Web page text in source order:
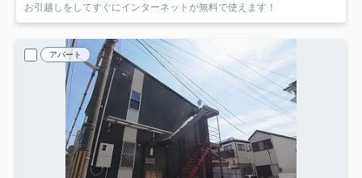
お引越しをしてすぐにインターネットが無料で使えます！
アパート